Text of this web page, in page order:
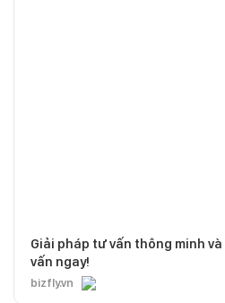
Giải pháp tư vấn thông minh
vấn ngay!
bizfly.vn